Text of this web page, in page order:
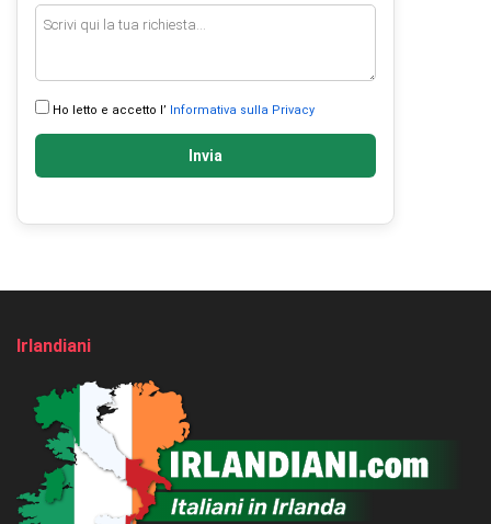
Ho letto e accetto l’ Informativa sulla Privacy
Invia
Irlandiani